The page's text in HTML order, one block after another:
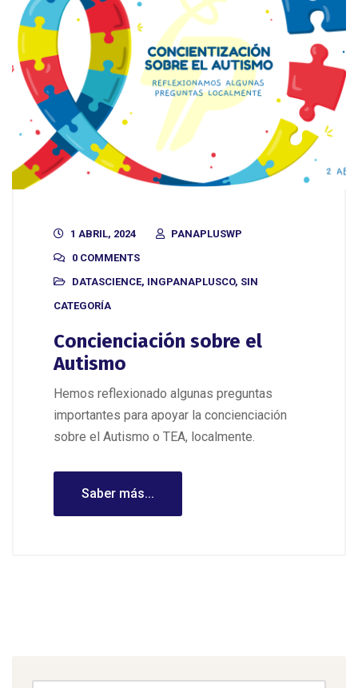
1 ABRIL, 2024
PANAPLUSWP
0 COMMENTS
DATASCIENCE, INGPANAPLUSCO, SIN
CATEGORÍA
Concienciación sobre el
Autismo
Hemos reflexionado algunas preguntas
importantes para apoyar la concienciación
sobre el Autismo o TEA, localmente.
Saber más...